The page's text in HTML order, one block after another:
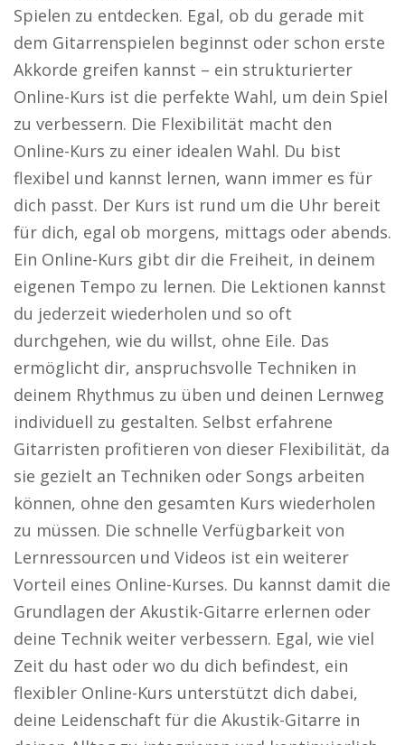
Spielen zu entdecken. Egal, ob du gerade mit
dem Gitarrenspielen beginnst oder schon erste
Akkorde greifen kannst – ein strukturierter
Online-Kurs ist die perfekte Wahl, um dein Spiel
zu verbessern. Die Flexibilität macht den
Online-Kurs zu einer idealen Wahl. Du bist
flexibel und kannst lernen, wann immer es für
dich passt. Der Kurs ist rund um die Uhr bereit
für dich, egal ob morgens, mittags oder abends.
Ein Online-Kurs gibt dir die Freiheit, in deinem
eigenen Tempo zu lernen. Die Lektionen kannst
du jederzeit wiederholen und so oft
durchgehen, wie du willst, ohne Eile. Das
ermöglicht dir, anspruchsvolle Techniken in
deinem Rhythmus zu üben und deinen Lernweg
individuell zu gestalten. Selbst erfahrene
Gitarristen profitieren von dieser Flexibilität, da
sie gezielt an Techniken oder Songs arbeiten
können, ohne den gesamten Kurs wiederholen
zu müssen. Die schnelle Verfügbarkeit von
Lernressourcen und Videos ist ein weiterer
Vorteil eines Online-Kurses. Du kannst damit die
Grundlagen der Akustik-Gitarre erlernen oder
deine Technik weiter verbessern. Egal, wie viel
Zeit du hast oder wo du dich befindest, ein
flexibler Online-Kurs unterstützt dich dabei,
deine Leidenschaft für die Akustik-Gitarre in